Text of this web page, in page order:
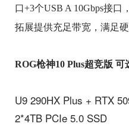
口+3个USB A 10Gbps接
拓展提供充足带宽，满足
ROG枪神10 Plus超竞版 可
U9 290HX Plus + RTX
2*4TB PCIe 5.0 SSD